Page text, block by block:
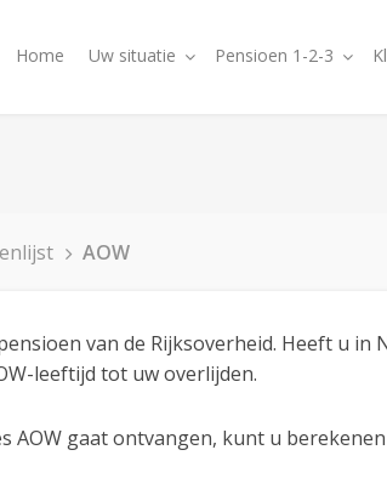
Home Uw situatie Pensioen 1-2-3
AOW
van de Rijksoverheid. Heeft u
leeftijd tot uw overlijden.
AOW gaat ontvangen, kunt u berekenen